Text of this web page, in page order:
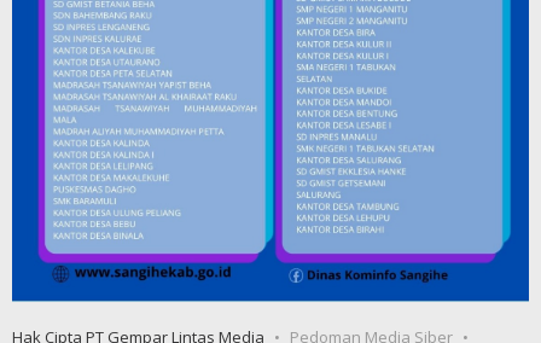
Hak Cipta PT Gempar Lintas Media Pedoman Media Siber